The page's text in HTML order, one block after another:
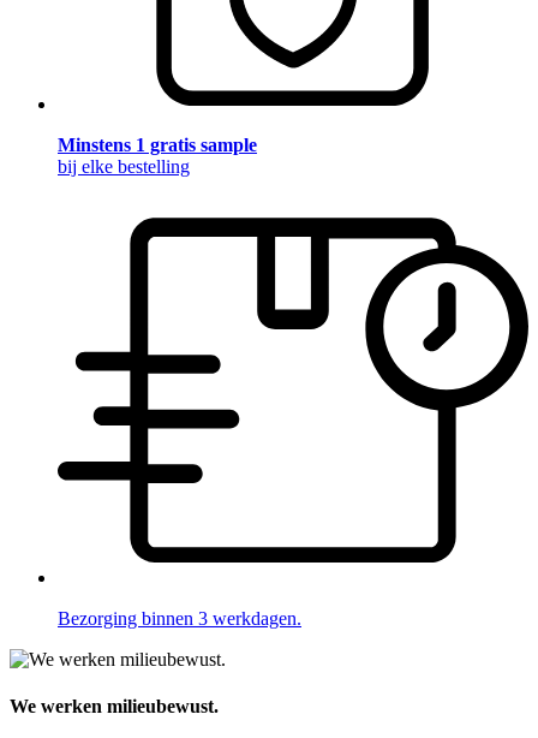
Minstens 1 gratis sample
bij elke bestelling
Bezorging binnen 3 werkdagen.
We werken milieubewust.